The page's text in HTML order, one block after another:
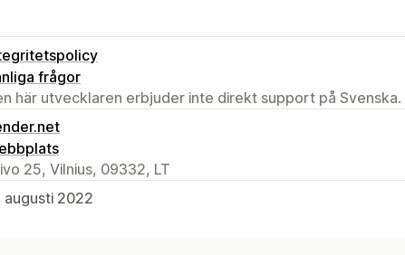
frågor
här utvecklaren erbjuder inte direkt support på Svenska.
25, Vilnius, 09332, LT
augusti 2022